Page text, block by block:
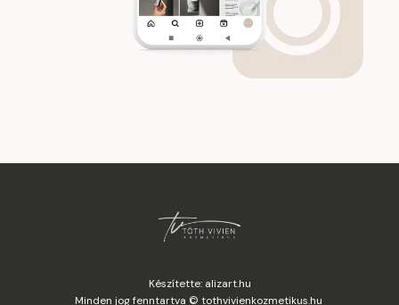
Készítette: alizart.hu
Minden jog fenntartva © tothvivienkozmetikus.hu